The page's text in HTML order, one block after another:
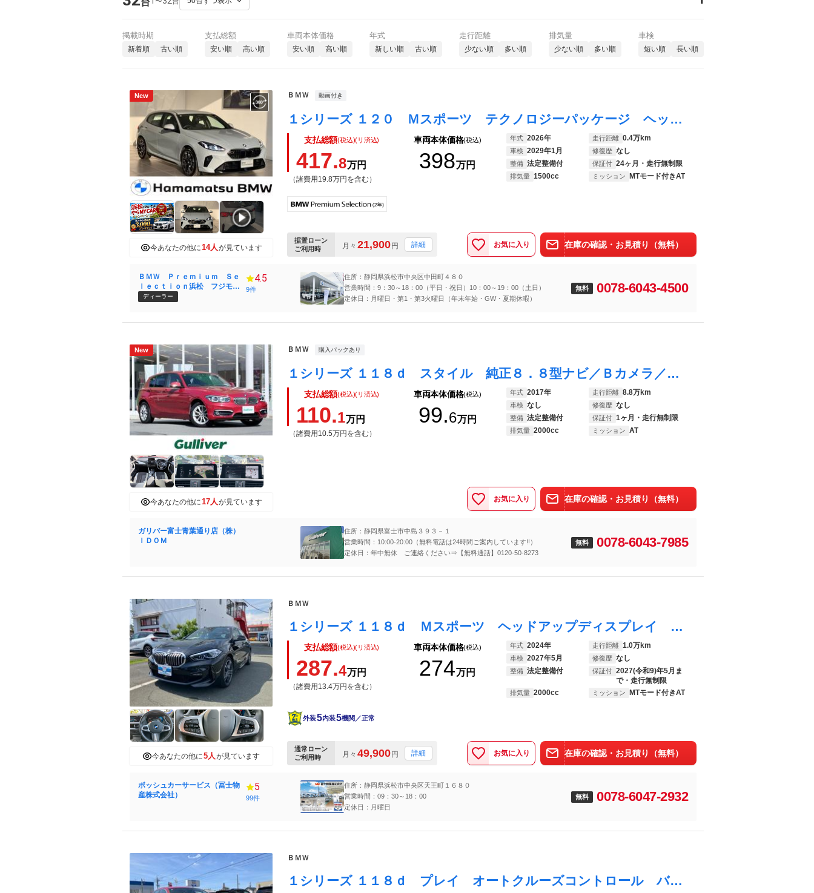
台
掲載時期
新着順 古い順
支払総額
安い順 高い順
車両本体価格
安い順 高い順
年式
新しい順 古い順
走行距離
少ない順 多い順
排気量
少ない順 多い順
車検
短い順 長い順
New
今あなたの他に14人が見ています
ＢＭＷ 動画付き
１シリーズ １２０ Ｍスポーツ テクノロジーパッケージ ヘッドアップディスプレイ 全周囲カメラ ハンズオフアシスト インテリアカメラ シートヒーター 電動テールゲート アダプティブＬＥＤヘッドライト アイコニックグロー
支払総額(税込)(リ済込)
417.8万円
（諸費用19.8万円を含む）
車両本体価格(税込)
398万円
年式 2026年 走行距離 0.4万km
車検 2029年1月 修復歴 なし
整備 法定整備付 保証付 24ヶ月・走行無制限
排気量 1500cc ミッション MTモード付きAT
据置ローン
ご利用時
月々 21,900円 詳細 お気に入り 在庫の確認・お見積り（無料）
ＢＭＷ Ｐｒｅｍｉｕｍ Ｓｅ
ｌｅｃｔｉｏｎ浜松 フジモト
ーレン株式会社
ディーラー
4.5
9件
住所：静岡県浜松市中央区中田町４８０
営業時間：9：30～18：00（平日・祝日）10：00～19：00（土日）
定休日：月曜日・第1・第3火曜日（年末年始・GW・夏期休暇）
無料 0078-6043-4500
New
今あなたの他に17人が見ています
ＢＭＷ 購入パックあり
１シリーズ １１８ｄ スタイル 純正８．８型ナビ／Ｂカメラ／ドラレコ／ハーフレザーシート／コーナーセンサー／オートエアコン／ｗ＋サイドエアバッグ／Ｂｌｕｅｔｏｏｔｈ接続／ＵＳＢ入力端子／ＬＥＤヘッドライト／エンジンスタートボタン
支払総額(税込)(リ済込)
110.1万円
（諸費用10.5万円を含む）
車両本体価格(税込)
99.6万円
年式 2017年 走行距離 8.8万km
車検 なし 修復歴 なし
整備 法定整備付 保証付 1ヶ月・走行無制限
排気量 2000cc ミッション AT
お気に入り 在庫の確認・お見積り（無料）
ガリバー富士青葉通り店（株）
ＩＤＯＭ
住所：静岡県富士市中島３９３－１
営業時間：10:00-20:00（無料電話は24時間ご案内しています!!）
定休日：年中無休 ご連絡ください⇒【無料通話】0120-50-8273
無料 0078-6043-7985
今あなたの他に5人が見ています
ＢＭＷ
１シリーズ １１８ｄ Ｍスポーツ ヘッドアップディスプレイ ハーフレザー電動シート ワイヤレスチャージ アダプティブクルーズコントロール
支払総額(税込)(リ済込)
287.4万円
（諸費用13.4万円を含む）
車両本体価格(税込)
274万円
年式 2024年 走行距離 1.0万km
車検 2027年5月 修復歴 なし
整備 法定整備付 保証付 2027(令和9)年5月ま
で・走行無制限
排気量 2000cc ミッション MTモード付きAT
外装5内装5機関／正常
通常ローン
ご利用時
月々 49,900円 詳細 お気に入り 在庫の確認・お見積り（無料）
ボッシュカーサービス（冨士物
産株式会社）
5
99件
住所：静岡県浜松市中央区天王町１６８０
営業時間：09：30～18：00
定休日：月曜日
無料 0078-6047-2932
ＢＭＷ
１シリーズ １１８ｄ プレイ オートクルーズコントロール バックカメラ スマートキー 電動パワーシート Ｐゲート ナビ Ｂｌｕｅｔｏｏｔｈ接続